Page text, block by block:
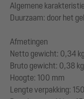
Algemene
Duurzaam: door het
Afmetingen
Netto gewicht: 0,34 kg
Bruto gewicht: 0,38 kg
Hoogte: 100 mm
Lengte verpakking: